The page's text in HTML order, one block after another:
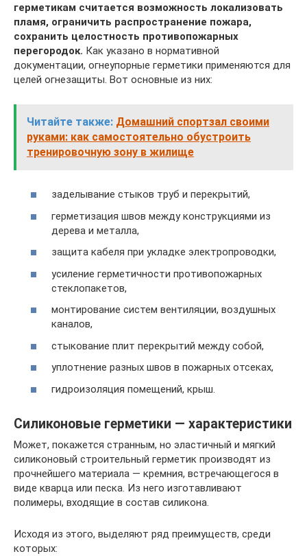
герметикам считается возможность локализовать
пламя, ограничить распространение пожара,
сохранить целостность противопожарных
перегородок. Как указано в нормативной
документации, огнеупорные герметики применяются для
целей огнезащиты. Вот основные из них:
Читайте также: Домашний спортзал своими
руками: как самостоятельно обустроить
тренировочную зону в жилище
заделывание стыков труб и перекрытий,
герметизация швов между конструкциями из
дерева и металла,
защита кабеля при укладке электропроводки,
усиление герметичности противопожарных
стеклопакетов,
монтирование систем вентиляции, воздушных
каналов,
стыкование плит перекрытий между собой,
уплотнение разных швов в пожарных отсеках,
гидроизоляция помещений, крыш.
Силиконовые герметики — характеристики
Может, покажется странным, но эластичный и мягкий
силиконовый строительный герметик производят из
прочнейшего материала — кремния, встречающегося в
виде кварца или песка. Из него изготавливают
полимеры, входящие в состав силикона.
Исходя из этого, выделяют ряд преимуществ, среди
которых: